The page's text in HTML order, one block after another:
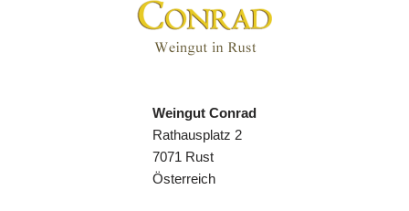
Weingut Conrad
Rathausplatz 2
7071 Rust
Österreich